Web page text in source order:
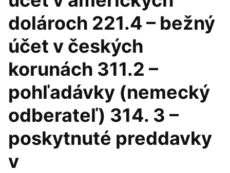
dolároch 221.4 – bežný
účet v českých
korunách 311.2 –
pohľadávky (nemecký
odberateľ) 314. 3 –
poskytnuté preddavky
v